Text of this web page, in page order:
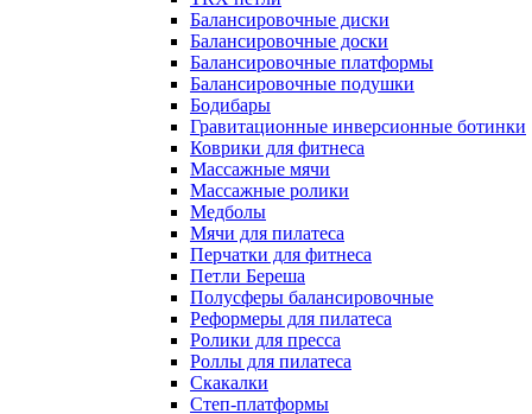
Балансировочные диски
Балансировочные доски
Балансировочные платформы
Балансировочные подушки
Бодибары
Гравитационные инверсионные ботинки
Коврики для фитнеса
Массажные мячи
Массажные ролики
Медболы
Мячи для пилатеса
Перчатки для фитнеса
Петли Береша
Полусферы балансировочные
Реформеры для пилатеса
Ролики для пресса
Роллы для пилатеса
Скакалки
Степ-платформы